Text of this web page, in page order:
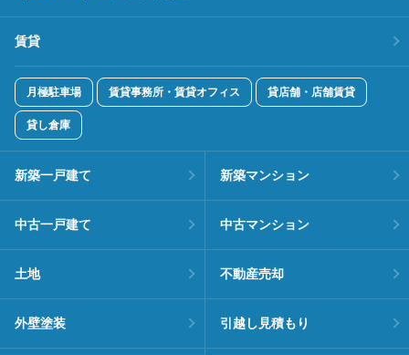
賃貸
月極駐車場 賃貸事務所・賃貸オフィス 貸店舗・店舗賃貸
貸し倉庫
新築一戸建て 新築マンション
中古一戸建て 中古マンション
土地 不動産売却
外壁塗装 引越し見積もり